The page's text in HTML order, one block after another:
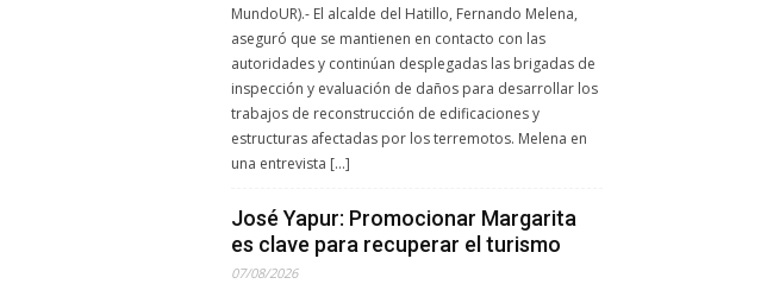
MundoUR).- El alcalde del Hatillo, Fernando Melena,
aseguró que se mantienen en contacto con las
autoridades y continúan desplegadas las brigadas de
inspección y evaluación de daños para desarrollar los
trabajos de reconstrucción de edificaciones y
estructuras afectadas por los terremotos. Melena en
una entrevista […]
José Yapur: Promocionar Margarita
es clave para recuperar el turismo
07/08/2026